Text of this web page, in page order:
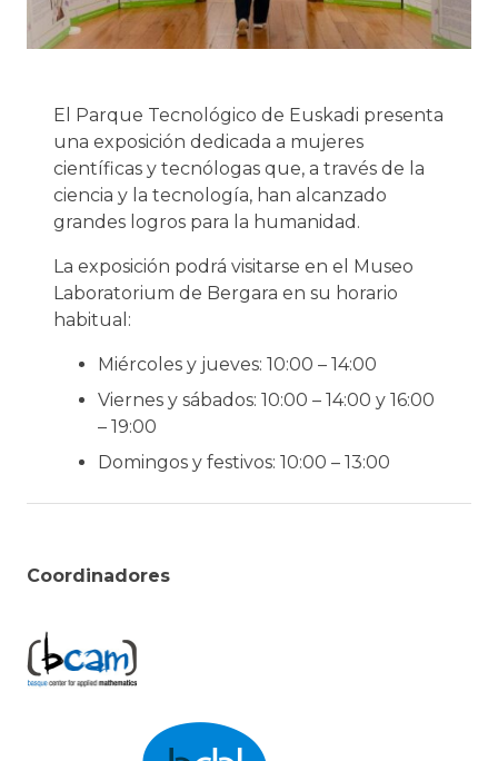
El Parque Tecnológico de Euskadi presenta
una exposición dedicada a mujeres
científicas y tecnólogas que, a través de la
ciencia y la tecnología, han alcanzado
grandes logros para la humanidad.
La exposición podrá visitarse en el Museo
Laboratorium de Bergara en su horario
habitual:
Miércoles y jueves: 10:00 – 14:00
Viernes y sábados: 10:00 – 14:00 y 16:00
– 19:00
Domingos y festivos: 10:00 – 13:00
Coordinadores